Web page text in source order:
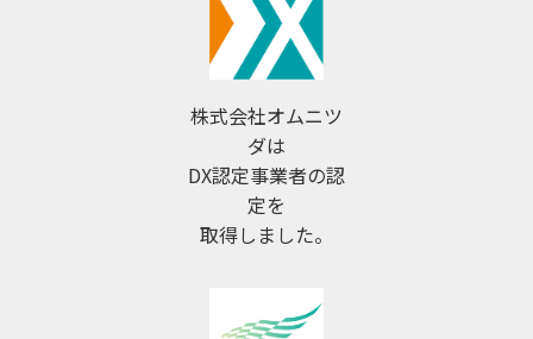
株式会社オムニツ
ダは
DX認定事業者の認
定を
取得しました。